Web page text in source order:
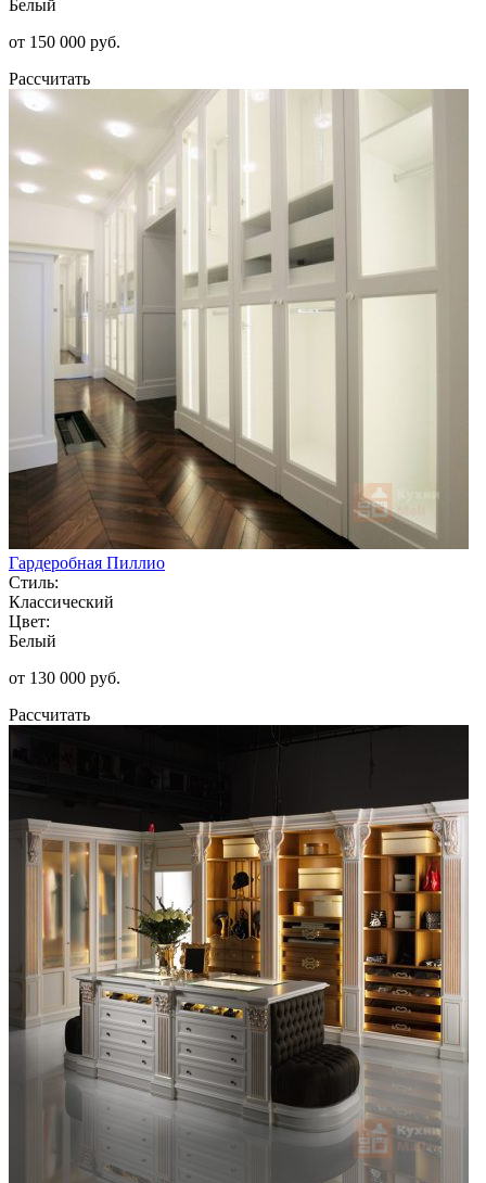
Белый
от 150 000 руб.
Рассчитать
Гардеробная Пиллио
Стиль:
Классический
Цвет:
Белый
от 130 000 руб.
Рассчитать